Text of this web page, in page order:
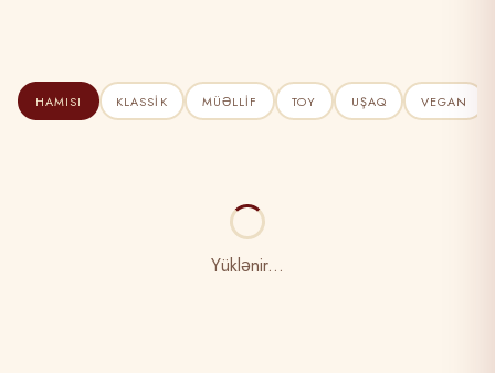
HAMISI KLASSIK MÜƏLLIF TOY UŞAQ VEGAN
Yüklənir...